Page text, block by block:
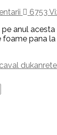
6753
anul
pana
dukan